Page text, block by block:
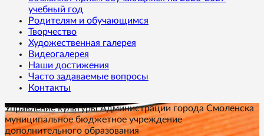
учебный год
Родителям и обучающимся
Творчество
Художественная галерея
Видеогалерея
Наши достижения
Часто задаваемые вопросы
Контакты
Управление культуры Администрации города Смоленска
муниципальное бюджетное учреждение
дополнительного образования